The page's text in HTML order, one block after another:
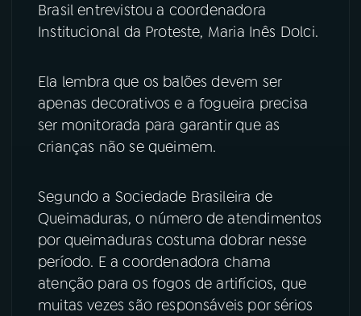
06VIDEOCASTS
08FESTIVAL DE MÚSICA
YouTube
Instagram X
TikTok
Brasil entrevistou a coordenadora
Institucional da Proteste, Maria Inês Dolci.
Ela lembra que os balões devem ser
apenas decorativos e a fogueira precisa
ser monitorada para garantir que as
crianças não se queimem.
Segundo a Sociedade Brasileira de
Queimaduras, o número de atendimentos
por queimaduras costuma dobrar nesse
período. E a coordenadora chama
atenção para os fogos de artifícios, que
muitas vezes são responsáveis por sérios